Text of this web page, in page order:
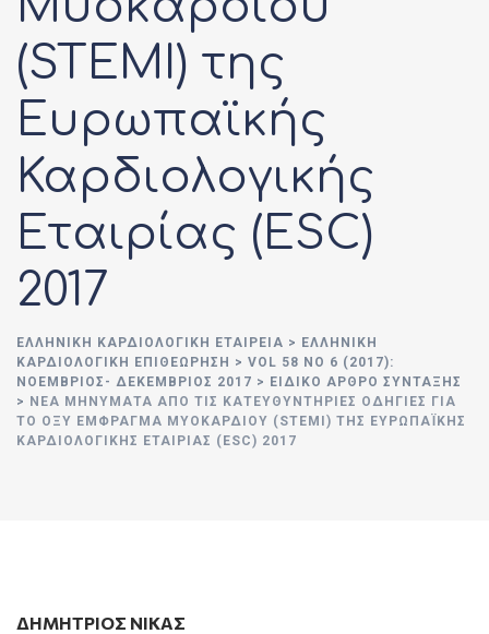
(STEMI) της
Ευρωπαϊκής
Καρδιολογικής
Εταιρίας (ESC)
2017
ΕΛΛΗΝΙΚΉ ΚΑΡΔΙΟΛΟΓΙΚΉ ΕΤΑΙΡΕΊΑ > ΕΛΛΗΝΙΚΗ
ΚΑΡΔΙΟΛΟΓΙΚΗ ΕΠΙΘΕΩΡΗΣΗ > VOL 58 NO 6 (2017):
ΝΟΈΜΒΡΙΟΣ- ΔΕΚΈΜΒΡΙΟΣ 2017 > ΕΙΔΙΚΟ ΑΡΘΡΟ ΣΥΝΤΑΞΗΣ
> ΝΈΑ ΜΗΝΎΜΑΤΑ ΑΠΌ ΤΙΣ ΚΑΤΕΥΘΥΝΤΉΡΙΕΣ OΔΗΓΊΕΣ ΓΙΑ
ΤΟ ΟΞΎ ΈΜΦΡΑΓΜΑ ΜΥΟΚΑΡΔΊΟΥ (STEMI) ΤΗΣ ΕΥΡΩΠΑΪΚΉΣ
ΚΑΡΔΙΟΛΟΓΙΚΉΣ ΕΤΑΙΡΊΑΣ (ESC) 2017
ΔΗΜΉΤΡΙΟΣ ΝΊΚΑΣ